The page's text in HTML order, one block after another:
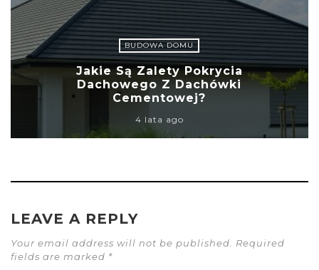
BUDOWA DOMU
Jakie Są Zalety Pokrycia
Dachowego Z Dachówki
Cementowej?
4 lata ago
LEAVE A REPLY
Your email address will not be published. Required
fields are marked *